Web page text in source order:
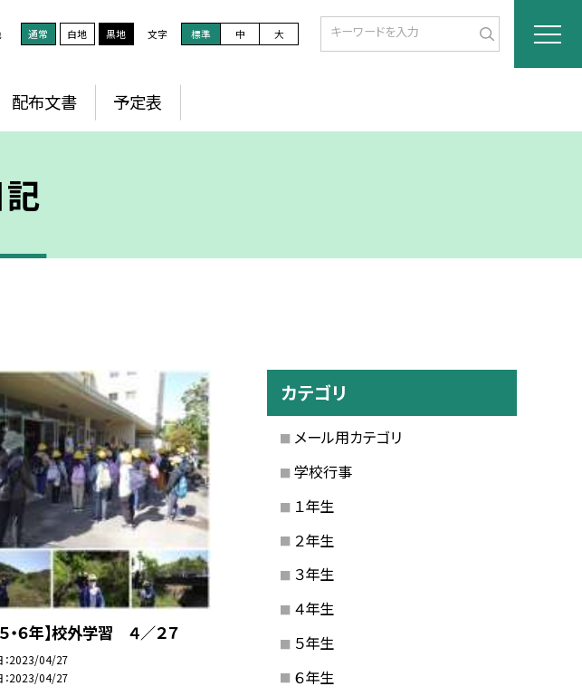
通常 白地 黒地 文字 標準 中 大
配布文書 予定表
５・６年】校外学習 ４／２７
2023/04/27
2023/04/27
カテゴリ
メール用カテゴリ
学校行事
１年生
２年生
３年生
４年生
５年生
６年生